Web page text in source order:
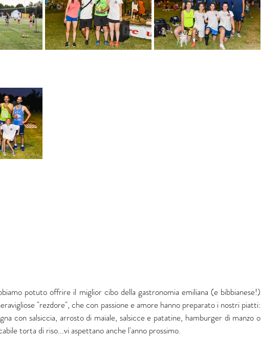
potuto offrire il miglior cibo della gastronomia emiliana (e bibbianese!)
"rezdore", che con passione e amore hanno preparato i nostri piatti:
con salsiccia, arrosto di maiale, salsicce e patatine, hamburger di manzo o
torta di riso...vi aspettano anche l'anno prossimo.